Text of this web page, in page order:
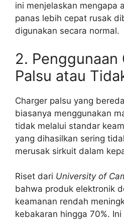
ini menjelaskan mengapa
panas lebih cepat rusak
digunakan secara normal.
2. Penggunaan
Palsu atau
Charger palsu yang
biasanya menggunakan
tidak melalui standar
yang dihasilkan sering
merusak sirkuit dalam
Riset dari University of
bahwa produk elektronik
keamanan rendah
kebakaran hingga 70%.